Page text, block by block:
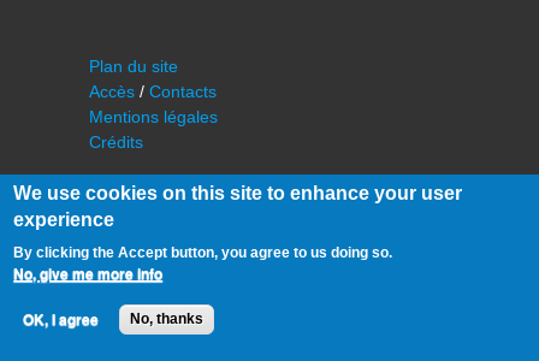
Plan du site
Accès / Contacts
Mentions légales
Crédits
©IAS - Institut d'Astrophysique Spatiale
Université Paris Sud, Bâtiment 121
91405 Orsay FRANCE
We use cookies on this site to enhance your user
experience
By clicking the Accept button, you agree to us doing so.
No, give me more info
OK, I agree No, thanks